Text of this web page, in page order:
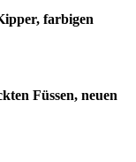
farbigen
Füssen, neuen